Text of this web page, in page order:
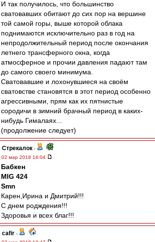
И так получилось, что большинство
сватовавших обитают до сих пор на вершине
той самой горы, выше которой облака
поднимаются исключительно раз в год на
непродолжительный период после окончания
летнего трансферного окна, когда
атмосферное и прочии давления падают там
до самого своего минимума.
Сватовавшие и лохонувшиеся на своём
сватовстве становятся в этот период особенно
агрессивными, прям как их пятнистые
сородичи в зимний брачный период в каких-
нибудь Гималаях...
(продолжение следует)
Стрекалок -
02 мар 2018 14:04
Бабкен
MIG 424
Smn
Карен,Ирина и Дмитрий!!!
С днем родждения!!!
Здоровья и всех благ!!!
cafir -